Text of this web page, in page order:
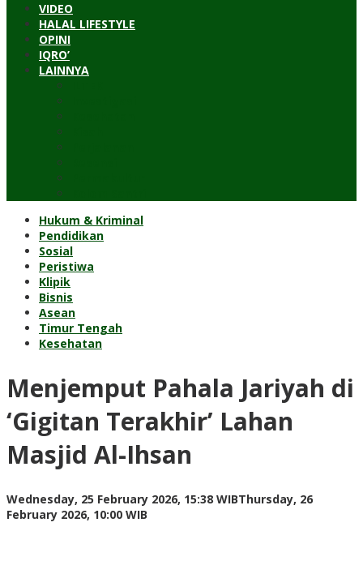
VIDEO
HALAL LIFESTYLE
OPINI
IQRO’
LAINNYA
Hukum & Kriminal
Pendidikan
Sosial
Peristiwa
Klipik
Bisnis
Asean
Timur Tengah
Kesehatan
Menjemput Pahala Jariyah di
‘Gigitan Terakhir’ Lahan
Masjid Al-Ihsan
Wednesday, 25 February 2026, 15:38 WIBThursday, 26
February 2026, 10:00 WIB